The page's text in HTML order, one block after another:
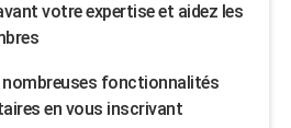
votre expertise et aidez les
fonctionnalités
en vous inscrivant